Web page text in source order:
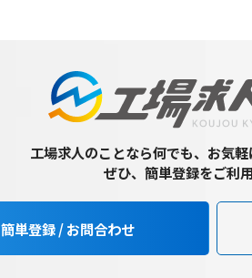
工場求人のことなら何でも、お気軽
ぜひ、簡単登録をご利
簡単登録 / お問合わせ